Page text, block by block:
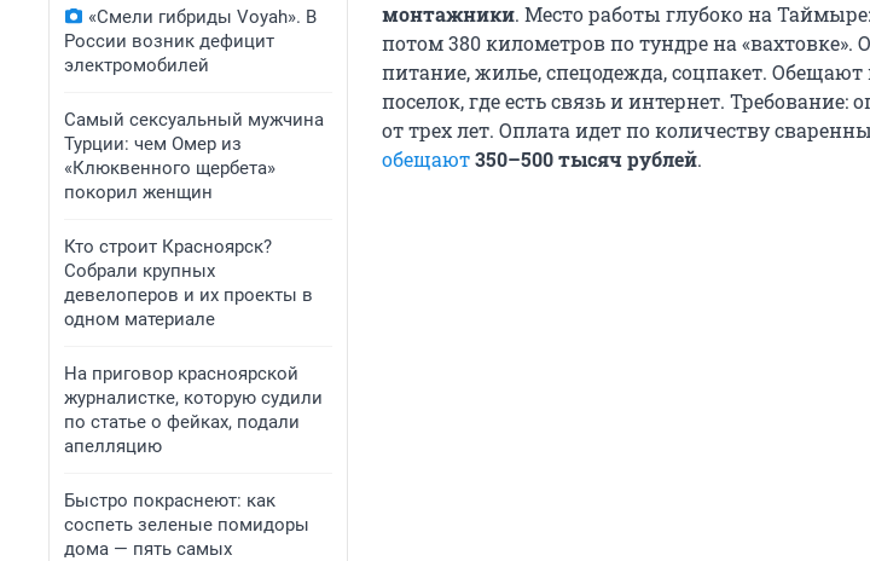
«Смели гибриды Voyah». В
России возник дефицит
электромобилей
Самый сексуальный мужчина
Турции: чем Омер из
«Клюквенного щербета»
покорил женщин
Кто строит Красноярск?
Собрали крупных
девелоперов и их проекты в
одном материале
На приговор красноярской
журналистке, которую судили
по статье о фейках, подали
апелляцию
Быстро покраснеют: как
соспеть зеленые помидоры
дома — пять самых
монтажники. Место работы глубоко на
потом 380 километров по тундре на «вахтовке».
питание, жилье, спецодежда, соцпакет.
поселок, где есть связь и интернет.
от трех лет. Оплата идет по количеству
обещают350–500 тысяч рублей.